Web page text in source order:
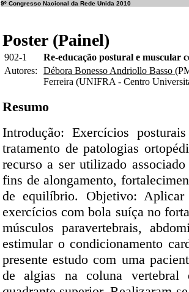
9º Congresso Nacional da Rede Unida 2010
Poster (Painel)
902-1
Re-educação postural e muscular
Autores:
Débora Bonesso Andriollo Basso
Ferreira (UNIFRA - Centro
Resumo
Introdução: Exercícios
tratamento de patologias
recurso a ser utilizado
fins de alongamento,
de equilíbrio. Objetivo:
exercícios com bola suíça no
músculos paravertebrais,
estimular o condicionamento
presente estudo com uma
de algias na coluna vertebral